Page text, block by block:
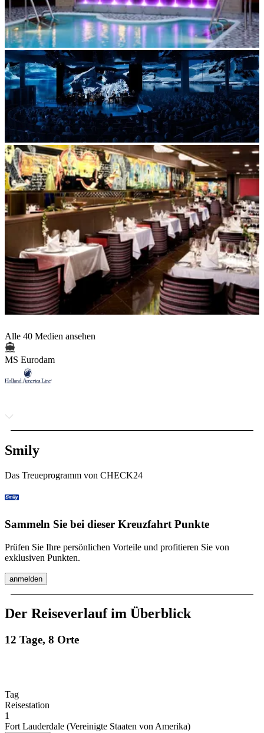
Alle 40 Medien ansehen
MS Eurodam
Smily
Das Treueprogramm von CHECK24
Sammeln Sie bei dieser Kreuzfahrt Punkte
Prüfen Sie Ihre persönlichen Vorteile und profitieren Sie von
exklusiven Punkten.
anmelden
Der Reiseverlauf im Überblick
12 Tage, 8 Orte
Tag
Reisestation
1
Fort Lauderdale (Vereinigte Staaten von Amerika)